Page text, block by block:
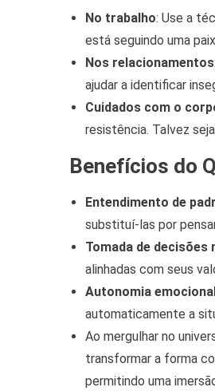
No trabalho: Use a
está seguindo uma
Nos relacionamentos
ajudar a identificar
Cuidados com o
resistência. Talvez
Benefícios do
Entendimento de
substituí-las por
Tomada de
alinhadas com seus
Autonomia emocional
automaticamente a
Ao mergulhar no
transformar a forma
permitindo uma